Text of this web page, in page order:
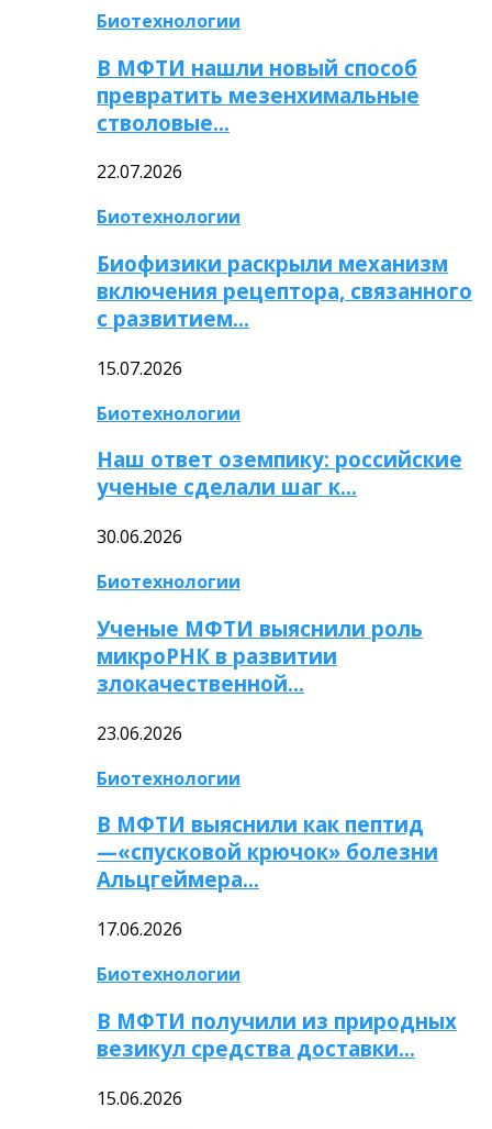
Биотехнологии
В МФТИ нашли новый способ
превратить мезенхимальные
стволовые…
22.07.2026
Биотехнологии
Биофизики раскрыли механизм
включения рецептора, связанного
с развитием…
15.07.2026
Биотехнологии
Наш ответ оземпику: российские
ученые сделали шаг к…
30.06.2026
Биотехнологии
Ученые МФТИ выяснили роль
микроРНК в развитии
злокачественной…
23.06.2026
Биотехнологии
В МФТИ выяснили как пептид
—«спусковой крючок» болезни
Альцгеймера…
17.06.2026
Биотехнологии
В МФТИ получили из природных
везикул средства доставки…
15.06.2026